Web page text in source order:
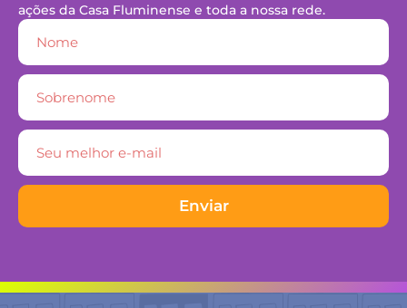
ações da Casa Fluminense e toda a nossa rede.
Enviar